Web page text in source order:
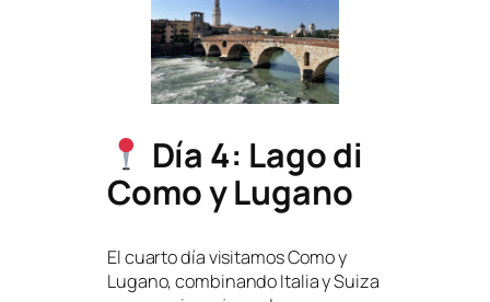
Día 4: Lago di
Como y Lugano
El cuarto día visitamos Como y
Lugano, combinando Italia y Suiza